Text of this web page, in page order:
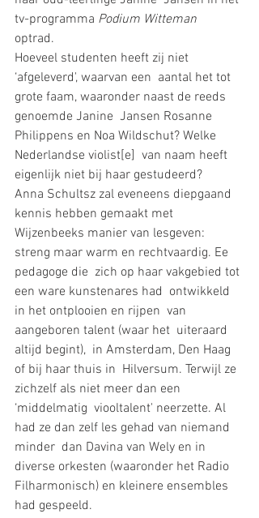
tv-programma Podium Witteman
optrad.
Hoeveel studenten heeft zij niet
‘afgeleverd', waarvan een  aantal het tot
grote faam, waaronder naast de reeds
genoemde Janine  Jansen Rosanne
Philippens en Noa Wildschut? Welke
Nederlandse violist[e]  van naam heeft
eigenlijk niet bij haar gestudeerd?
Anna Schultsz zal eveneens diepgaand
kennis hebben gemaakt met
Wijzenbeeks manier van lesgeven:
streng maar warm en rechtvaardig. Ee
pedagoge die  zich op haar vakgebied tot
een ware kunstenares had  ontwikkeld
in het ontplooien en rijpen  van
aangeboren talent (waar het  uiteraard
altijd begint),  in Amsterdam, Den Haag
of bij haar thuis in  Hilversum. Terwijl ze
zichzelf als niet meer dan een
‘middelmatig  viooltalent' neerzette. Al
had ze dan zelf les gehad van niemand
minder  dan Davina van Wely en in
diverse orkesten (waaronder het Radio
Filharmonisch) en kleinere ensembles
had gespeeld.